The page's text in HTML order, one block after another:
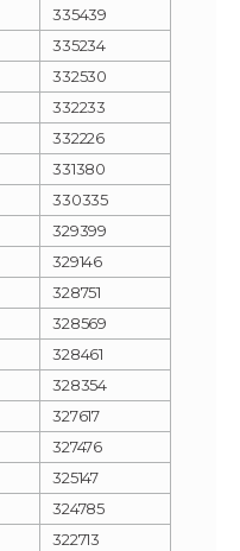
335439
335234
332530
332233
332226
331380
330335
329399
329146
328751
328569
328461
328354
327617
327476
325147
324785
322713